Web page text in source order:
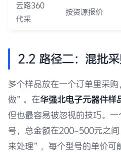
云路360
代采
按资源报价
2.2 路径二：混批
多个样品放在一个订单里采
做”。在华强北电子元器件样
但也最容易被忽视的技巧。
号，总金额在200-500元之
来处理”，每个型号的单价可